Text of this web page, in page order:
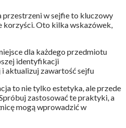
przestrzeni w sejfie to kluczowy
korzyści. Oto kilka wskazówek,
dla każdego przedmiotu
identyfikacji
aktualizuj zawartość sejfu
to nie tylko estetyka, ale przede
zastosować te praktyki, a
mogą wprowadzić w